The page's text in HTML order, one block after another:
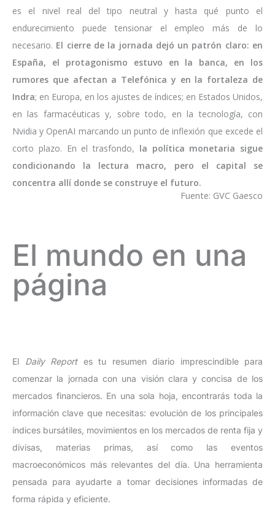
es el nivel real del tipo neutral y hasta qué punto el
endurecimiento puede tensionar el empleo más de lo
necesario. El cierre de la jornada dejó un patrón claro: en
España, el protagonismo estuvo en la banca, en los
rumores que afectan a Telefónica y en la fortaleza de
Indra; en Europa, en los ajustes de índices; en Estados Unidos,
en las farmacéuticas y, sobre todo, en la tecnología, con
Nvidia y OpenAI marcando un punto de inflexión que excede el
corto plazo. En el trasfondo, la política monetaria sigue
condicionando la lectura macro, pero el capital se
concentra allí donde se construye el futuro.
Fuente: GVC Gaesco
El mundo en una
página
El Daily Reportes tu resumen diario imprescindible para
comenzar la jornada con una visión clara y concisa de los
mercados financieros. En una sola hoja, encontrarás toda la
información clave que necesitas: evolución de los principales
índices bursátiles, movimientos en los mercados de renta fija y
divisas, materias primas, así como las eventos
macroeconómicos más relevantes del día. Una herramienta
pensada para ayudarte a tomar decisiones informadas de
forma rápida y eficiente.